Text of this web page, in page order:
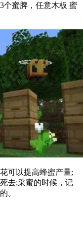
个蜜脾，任意木板 蜜
可以提高蜂蜜产量;
去;采蜜的时候，记
。